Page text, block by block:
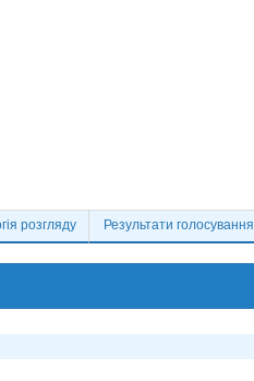
розгляду Результати голосування